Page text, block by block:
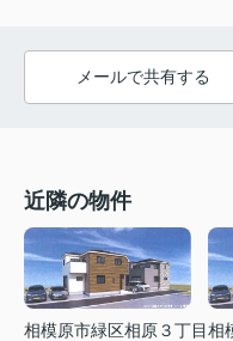
メールで共有する
近隣の物件
相模原市緑区相原３丁目相